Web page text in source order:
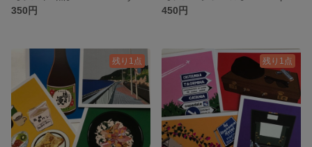
350円
450円
残り1点 残り1点